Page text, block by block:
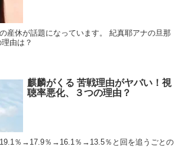
産休が話題になっています。 紀真耶アナの旦那
由は？
麒麟がくる 苦戦理由がヤバい！視
聴率悪化、３つの理由？
％→17.9％→16.1％→13.5％と回を追うごとの